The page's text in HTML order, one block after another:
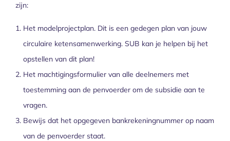
zijn:
Het modelprojectplan. Dit is een gedegen plan van jouw
circulaire ketensamenwerking. SUB kan je helpen bij het
opstellen van dit plan!
Het machtigingsformulier van alle deelnemers met
toestemming aan de penvoerder om de subsidie aan te
vragen.
Bewijs dat het opgegeven bankrekeningnummer op naam
van de penvoerder staat.